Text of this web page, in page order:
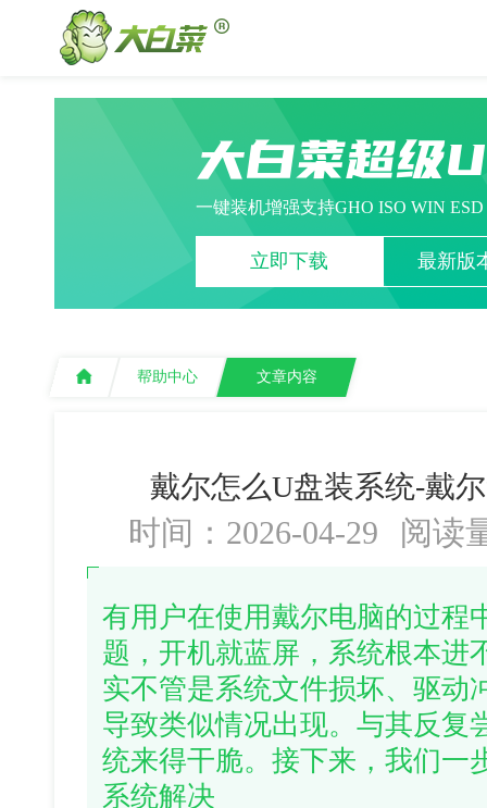
大白菜超级
一键装机增强支持GHO ISO WIN
立即下载 最新版
帮助中心 文章内容
戴尔怎么U盘装系统-戴
时间：2026-04-29 阅读
有用户在使用戴尔电脑的过程
题，开机就蓝屏，系统根本进
实不管是系统文件损坏、驱动
导致类似情况出现。与其反复
统来得干脆。接下来，我们一
系统解决